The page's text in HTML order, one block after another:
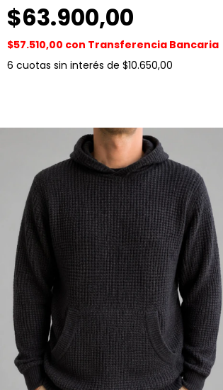
$63.900,00
$57.510,00 con Transferencia Bancaria
6 cuotas sin interés de $10.650,00